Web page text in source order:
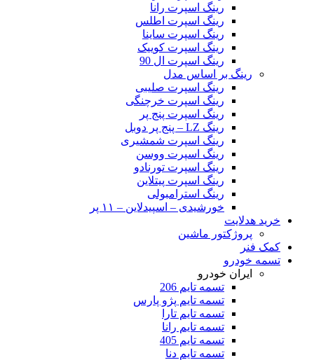
رینگ اسپرت رانا
رینگ اسپرت اطلس
رینگ اسپرت ساینا
رینگ اسپرت کوییک
رینگ اسپرت ال 90
رینگ بر اساس مدل
رینگ اسپرت صلیبی
رینگ اسپرت خرچنگی
رینگ اسپرت پنج پر
رینگ LZ – پنج پر دوبل
رینگ اسپرت شمشیری
رینگ اسپرت ووسن
رینگ اسپرت تورنادو
رینگ اسپرت پیتلاین
رینگ استرامبولی
خورشیدی – اسپیدلاین – ۱۱ پر
خرید هدلایت
پروژکتور ماشین
کمک فنر
تسمه خودرو
ایران خودرو
تسمه تایم 206
تسمه تایم پژو پارس
تسمه تایم تارا
تسمه تایم رانا
تسمه تایم 405
تسمه تایم دنا